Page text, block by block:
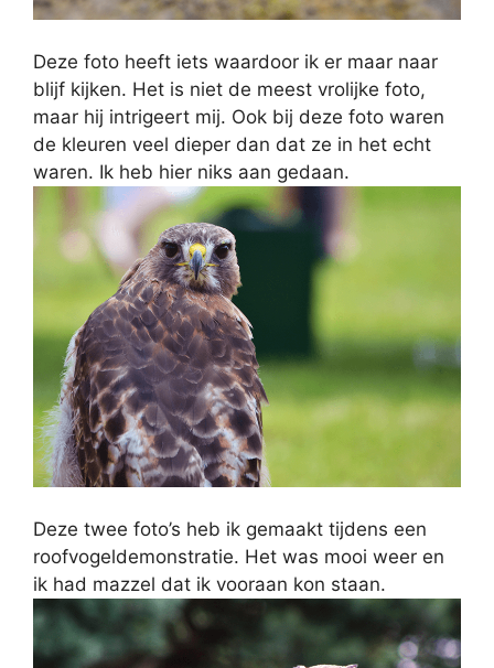
Deze foto heeft iets waardoor ik er maar naar
blijf kijken. Het is niet de meest vrolijke foto,
maar hij intrigeert mij. Ook bij deze foto waren
de kleuren veel dieper dan dat ze in het echt
waren. Ik heb hier niks aan gedaan.
Deze twee foto’s heb ik gemaakt tijdens een
roofvogeldemonstratie. Het was mooi weer en
ik had mazzel dat ik vooraan kon staan.